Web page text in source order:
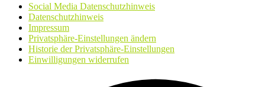
Social Media Datenschutzhinweis
Datenschutzhinweis
Impressum
Privatsphäre-Einstellungen ändern
Historie der Privatsphäre-Einstellungen
Einwilligungen widerrufen